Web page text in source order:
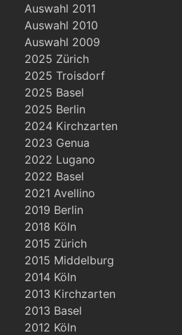
Auswahl 2011
Auswahl 2010
Auswahl 2009
2025 Zürich
2025 Troisdorf
2025 Basel
2025 Berlin
2024 Kirchzarten
2023 Genua
2022 Lugano
2022 Basel
2021 Avellino
2019 Berlin
2018 Köln
2015 Zürich
2015 Middelburg
2014 Köln
2013 Kirchzarten
2013 Basel
2012 Köln